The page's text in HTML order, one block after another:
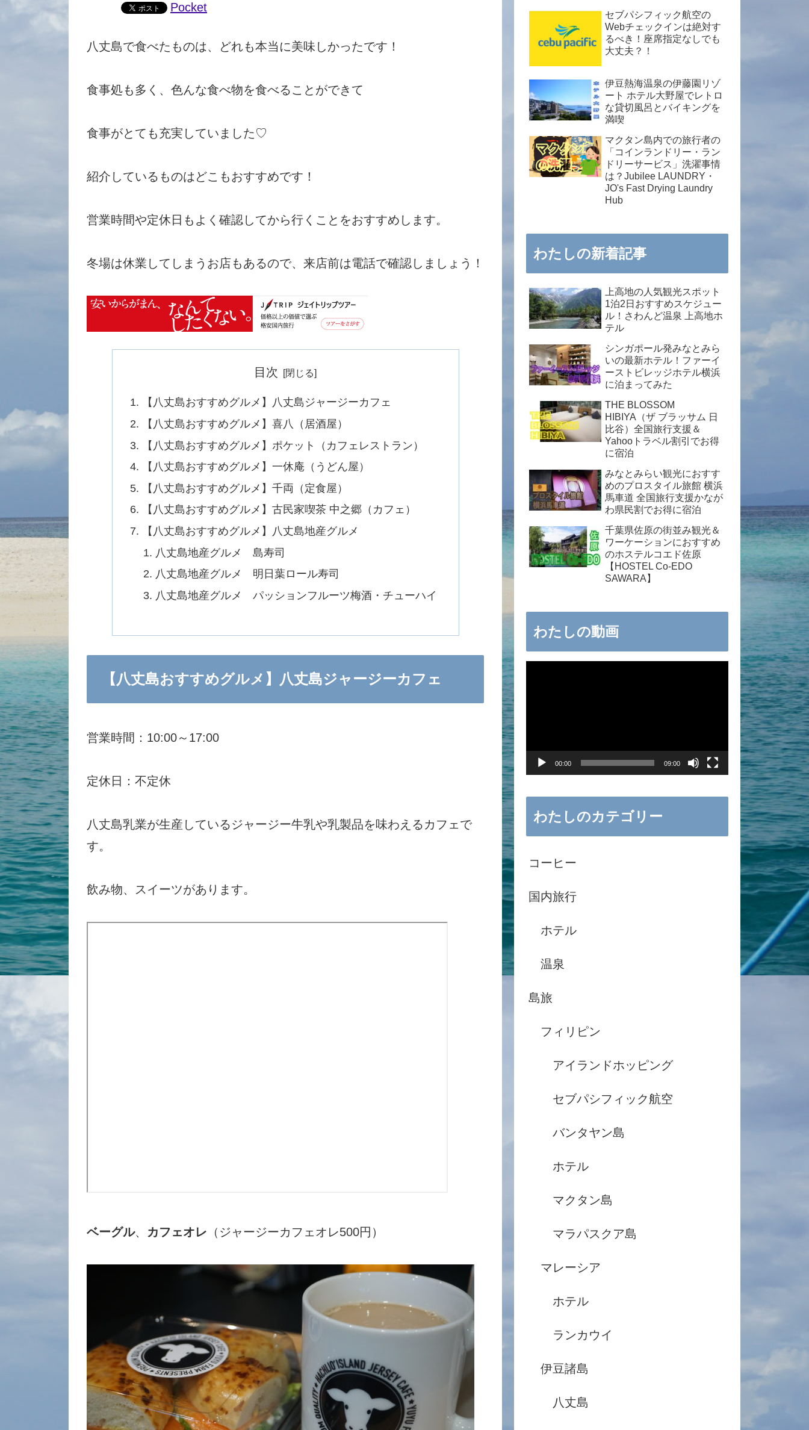
Pocket
八丈島で食べたものは、どれも本当に美味しかったです！
食事処も多く、色んな食べ物を食べることができて
食事がとても充実していました♡
紹介しているものはどこもおすすめです！
営業時間や定休日もよく確認してから行くことをおすすめします。
冬場は休業してしまうお店もあるので、来店前は電話で確認しましょう！
目次
【八丈島おすすめグルメ】八丈島ジャージーカフェ
【八丈島おすすめグルメ】喜八（居酒屋）
【八丈島おすすめグルメ】ポケット（カフェレストラン）
【八丈島おすすめグルメ】一休庵（うどん屋）
【八丈島おすすめグルメ】千両（定食屋）
【八丈島おすすめグルメ】古民家喫茶 中之郷（カフェ）
【八丈島おすすめグルメ】八丈島地産グルメ
八丈島地産グルメ 島寿司
八丈島地産グルメ 明日葉ロール寿司
八丈島地産グルメ パッションフルーツ梅酒・チューハイ
【八丈島おすすめグルメ】八丈島ジャージーカフェ
営業時間：10:00～17:00
定休日：不定休
八丈島乳業が生産しているジャージー牛乳や乳製品を味わえるカフェで
す。
飲み物、スイーツがあります。
ベーグル、 カフェオレ （ジャージーカフェオレ500円）
セブパシフィック航空の
Webチェックインは絶対す
るべき！座席指定なしでも
大丈夫？！
伊豆熱海温泉の伊藤園リゾ
ート ホテル大野屋でレトロ
な貸切風呂とバイキングを
満喫
マクタン島内での旅行者の
「コインランドリー・ラン
ドリーサービス」洗濯事情
は？Jubilee LAUNDRY・
JO's Fast Drying Laundry
Hub
わたしの新着記事
上高地の人気観光スポット
1泊2日おすすめスケジュー
ル！さわんど温泉 上高地ホ
テル
シンガポール発みなとみら
いの最新ホテル！ファーイ
ーストビレッジホテル横浜
に泊まってみた
THE BLOSSOM
HIBIYA（ザ ブラッサム 日
比谷）全国旅行支援＆
Yahooトラベル割引でお得
に宿泊
みなとみらい観光におすす
めのプロスタイル旅館 横浜
馬車道 全国旅行支援かなが
わ県民割でお得に宿泊
千葉県佐原の街並み観光＆
ワーケーションにおすすめ
のホステルコエド佐原
【HOSTEL Co-EDO
SAWARA】
わたしの動画
ー
00:00 09:00
わたしのカテゴリー
コーヒー
国内旅行
ホテル
温泉
島旅
フィリピン
アイランドホッピング
セブパシフィック航空
バンタヤン島
ホテル
マクタン島
マラパスクア島
マレーシア
ホテル
ランカウイ
伊豆諸島
八丈島